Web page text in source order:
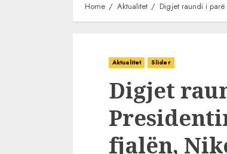
Home Aktualitet Digjet raundi i
Aktualitet Slider
Digjet
fjalën,